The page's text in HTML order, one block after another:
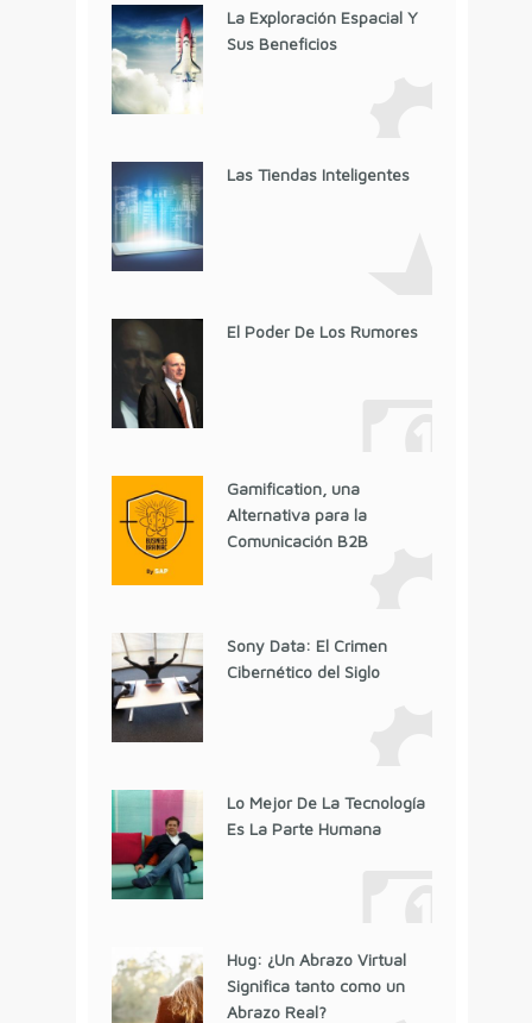
La Exploración Espacial Y
Sus Beneficios
Las Tiendas Inteligentes
El Poder De Los Rumores
Gamification, una
Alternativa para la
Comunicación B2B
Sony Data: El Crimen
Cibernético del Siglo
Lo Mejor De La Tecnología
Es La Parte Humana
Hug: ¿Un Abrazo Virtual
Significa tanto como un
Abrazo Real?